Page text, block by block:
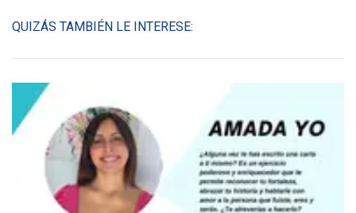
QUIZÁS TAMBIÉN LE INTERESE: